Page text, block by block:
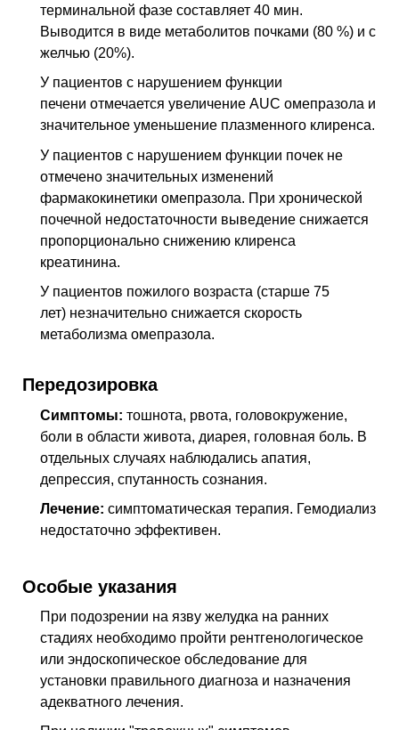
терминальной фазе составляет 40 мин.
Выводится в виде метаболитов почками (80 %) и с
желчью (20%).
У пациентов с нарушением функции
печени отмечается увеличение AUC омепразола и
значительное уменьшение плазменного клиренса.
У пациентов с нарушением функции почек не
отмечено значительных изменений
фармакокинетики омепразола. При хронической
почечной недостаточности выве­дение снижается
пропорционально снижению клиренса
креатинина.
У пациентов пожилого возраста (старше 75
лет) незначительно снижается ско­рость
метаболизма омепразола.
Передозировка
Симптомы: тошнота, рвота, головокружение,
боли в области живота, диарея, го­ловная боль. В
отдельных случаях наблюдались апатия,
депрессия, спутанность сознания.
Лечение: симптоматическая терапия. Гемодиализ
недостаточно эффективен.
Особые указания
При подозрении на язву желудка на ранних
стадиях необходимо пройти рентге­нологическое
или эндоскопическое обследование для
установки правильного диа­гноза и назначения
адекватного лечения.